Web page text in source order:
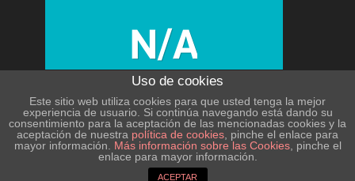
N/A
N/A
PRÓXIMOS 4 DÍAS
Uso de cookies
Este sitio web utiliza cookies para que usted tenga la mejor
experiencia de usuario. Si continúa navegando está dando su
consentimiento para la aceptación de las mencionadas cookies y la
aceptación de nuestra política de cookies , pinche el enlace para
mayor información.
Más información sobre las Cookies, pinche el
enlace para mayor información.
ACEPTAR